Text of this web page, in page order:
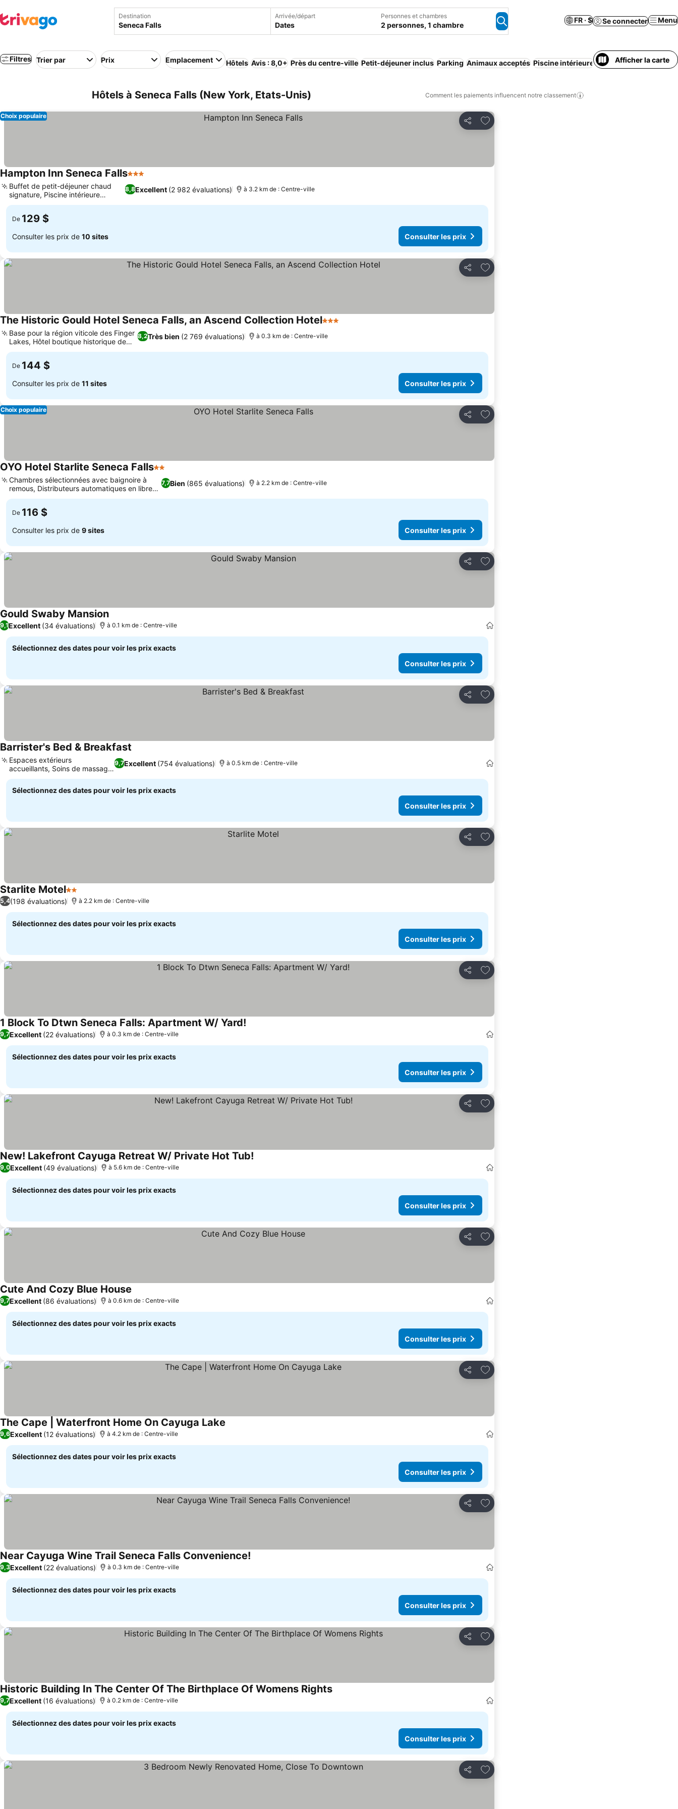
Destination Arrivée/départ
Dates
Personnes et chambres
2 personnes, 1 chambre
FR · $ Se connecter Menu
Filtres Trier par Prix Emplacement Hôtels Avis : 8,0+ Près du centre-ville Petit-déjeuner inclus Parking Animaux acceptés Piscine intérieure Chambres non-
Afficher la carte
Hôtels à Seneca Falls (New York, Etats-Unis) Comment les paiements influencent notre classement
Partager
Ajouter à mes favoris
Choix populaire
Hampton Inn Seneca Falls3 Étoiles
8,8Excellent (2 982 évaluations)
Buffet de petit-déjeuner chaud
signature, Piscine intérieure
chauffée
à 3.2 km de : Centre-ville
De 129 $
Consulter les prix de 10 sites Consulter les prix
Partager
Ajouter à mes favoris
The Historic Gould Hotel Seneca Falls, an Ascend Collection Hotel3 Étoiles
8,2Très bien (2 769 évaluations)
Base pour la région viticole des Finger
Lakes, Hôtel boutique historique de
1919
à 0.3 km de : Centre-ville
De 144 $
Consulter les prix de 11 sites Consulter les prix
Partager
Ajouter à mes favoris
Choix populaire
OYO Hotel Starlite Seneca Falls2 Étoiles
7,7Bien (865 évaluations)
Chambres sélectionnées avec baignoire à
remous, Distributeurs automatiques en libre-
service
à 2.2 km de : Centre-ville
De 116 $
Consulter les prix de 9 sites Consulter les prix
Partager
Ajouter à mes favoris
Gould Swaby Mansion
9,1Excellent (34 évaluations) à 0.1 km de : Centre-ville
Sélectionnez des dates pour voir les prix exacts
Consulter les prix
Partager
Ajouter à mes favoris
Barrister's Bed & Breakfast
9,7Excellent (754 évaluations)
Espaces extérieurs
accueillants, Soins de massage
sur place
à 0.5 km de : Centre-ville
Sélectionnez des dates pour voir les prix exacts
Consulter les prix
Partager
Ajouter à mes favoris
Starlite Motel2 Étoiles
5,4(198 évaluations) à 2.2 km de : Centre-ville
Sélectionnez des dates pour voir les prix exacts
Consulter les prix
Partager
Ajouter à mes favoris
1 Block To Dtwn Seneca Falls: Apartment W/ Yard!
9,7Excellent (22 évaluations) à 0.3 km de : Centre-ville
Sélectionnez des dates pour voir les prix exacts
Consulter les prix
Partager
Ajouter à mes favoris
New! Lakefront Cayuga Retreat W/ Private Hot Tub!
9,0Excellent (49 évaluations) à 5.6 km de : Centre-ville
Sélectionnez des dates pour voir les prix exacts
Consulter les prix
Partager
Ajouter à mes favoris
Cute And Cozy Blue House
9,7Excellent (86 évaluations) à 0.6 km de : Centre-ville
Sélectionnez des dates pour voir les prix exacts
Consulter les prix
Partager
Ajouter à mes favoris
The Cape | Waterfront Home On Cayuga Lake
9,6Excellent (12 évaluations) à 4.2 km de : Centre-ville
Sélectionnez des dates pour voir les prix exacts
Consulter les prix
Partager
Ajouter à mes favoris
Near Cayuga Wine Trail Seneca Falls Convenience!
9,3Excellent (22 évaluations) à 0.3 km de : Centre-ville
Sélectionnez des dates pour voir les prix exacts
Consulter les prix
Partager
Ajouter à mes favoris
Historic Building In The Center Of The Birthplace Of Womens Rights
9,7Excellent (16 évaluations) à 0.2 km de : Centre-ville
Sélectionnez des dates pour voir les prix exacts
Consulter les prix
Partager
Ajouter à mes favoris